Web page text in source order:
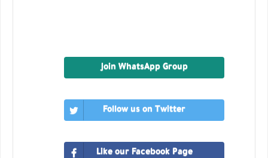
Join WhatsApp Group
Follow us on Twitter
Like our Facebook Page